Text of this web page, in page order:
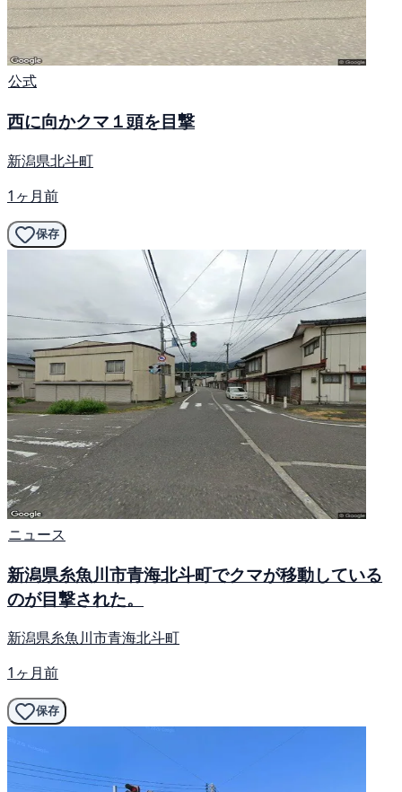
公式
西に向かクマ１頭を目撃
新潟県北斗町
1ヶ月前
保存
ニュース
新潟県糸魚川市青海北斗町でクマが移動している
のが目撃された。
新潟県糸魚川市青海北斗町
1ヶ月前
保存